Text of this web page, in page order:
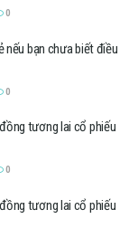
0
nếu bạn chưa biết điều
0
tương lai cổ phiếu
0
tương lai cổ phiếu